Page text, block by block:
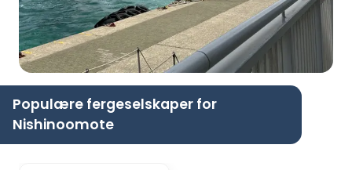
Populære fergeselskaper for
Nishinoomote